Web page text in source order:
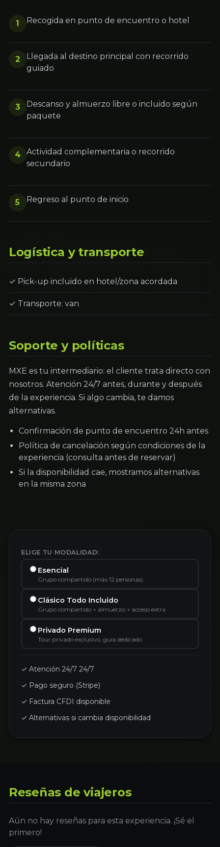
1 Recogida en punto de encuentro o hotel
2
Llegada al destino principal con recorrido
guiado
3
Descanso y almuerzo libre o incluido según
paquete
4
Actividad complementaria o recorrido
secundario
5 Regreso al punto de inicio
Logística y transporte
✓ Pick-up incluido en hotel/zona acordada
✓ Transporte: van
Soporte y políticas
MXE es tu intermediario: el cliente trata directo con
nosotros. Atención 24/7 antes, durante y después
de la experiencia. Si algo cambia, te damos
alternativas.
Confirmación de punto de encuentro 24h antes
Política de cancelación según condiciones de la
experiencia (consulta antes de reservar)
Si la disponibilidad cae, mostramos alternativas
en la misma zona
ELIGE TU MODALIDAD:
Esencial
Grupo compartido (máx 12 personas)
Clásico Todo Incluido
Grupo compartido + almuerzo + acceso extra
Privado Premium
Tour privado exclusivo, guía dedicado
✓ Atención 24/7 24/7
✓ Pago seguro (Stripe)
✓ Factura CFDI disponible
✓ Alternativas si cambia disponibilidad
Reseñas de viajeros
Aún no hay reseñas para esta experiencia. ¡Sé el
primero!